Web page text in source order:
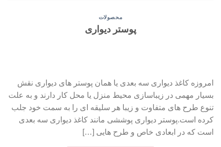
محصولات
پوستر دیواری
امروزه کاغذ دیواری سه بعدی یا همان پوستر های دیواری نقش
بسیار مهمی در زیباسازی محیط منزل یا محل کار دارند و به علت
تنوع طرح های متفاوت و زیبا هر سلیقه ای را به سمت خود جلب
کرده است.پوستر دیواری پوششی مانند کاغذ دیواری سه بعدی
است که در ابعادی خاص و طرح هایی […]